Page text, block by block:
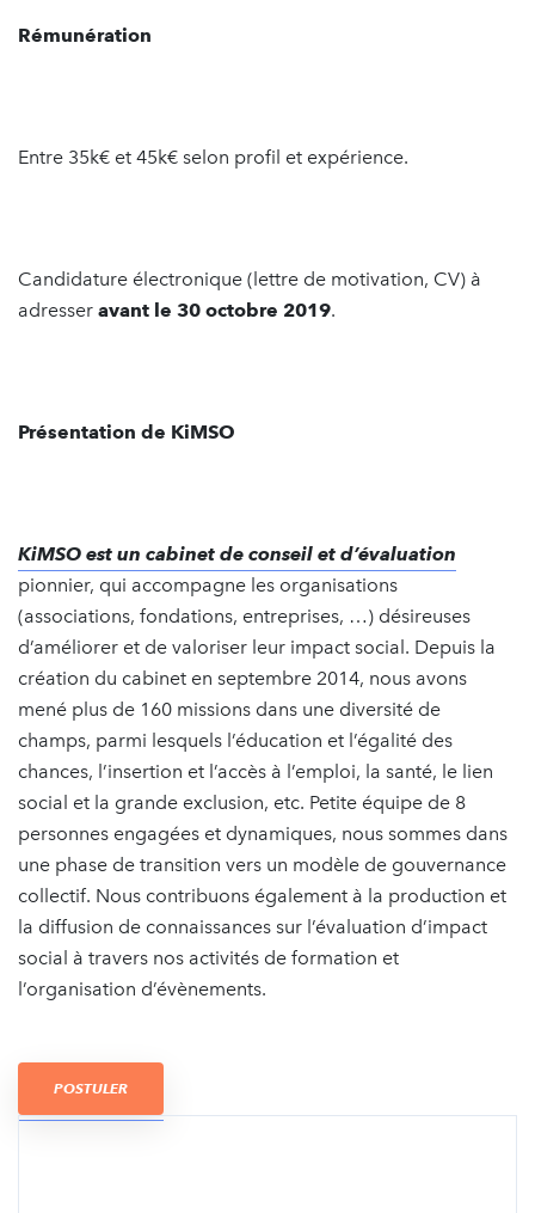
Rémunération
Entre 35k€ et 45k€ selon profil et expérience.
Candidature électronique (lettre de motivation, CV) à
adresser avant le 30 octobre 2019.
Présentation de KiMSO
KiMSO est un cabinet de conseil et d’évaluation
pionnier, qui accompagne les organisations
(associations, fondations, entreprises, …) désireuses
d’améliorer et de valoriser leur impact social. Depuis la
création du cabinet en septembre 2014, nous avons
mené plus de 160 missions dans une diversité de
champs, parmi lesquels l’éducation et l’égalité des
chances, l’insertion et l’accès à l’emploi, la santé, le lien
social et la grande exclusion, etc. Petite équipe de 8
personnes engagées et dynamiques, nous sommes dans
une phase de transition vers un modèle de gouvernance
collectif. Nous contribuons également à la production et
la diffusion de connaissances sur l’évaluation d’impact
social à travers nos activités de formation et
l’organisation d’évènements.
POSTULER